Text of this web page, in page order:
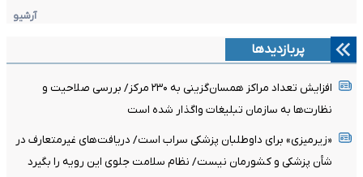
آرشیو
پربازدیدها
افزایش تعداد مراکز همسان‌گزینی به ۲۳۰ مرکز/ بررسی صلاحیت و
نظارت‌ها به سازمان تبلیغات واگذار شده است
«زیرمیزی» برای داوطلبان پزشکی سراب است/ دریافت‌های غیرمتعارف در
شأن پزشکی و کشورمان نیست/ نظام سلامت جلوی این رویه را بگیرد